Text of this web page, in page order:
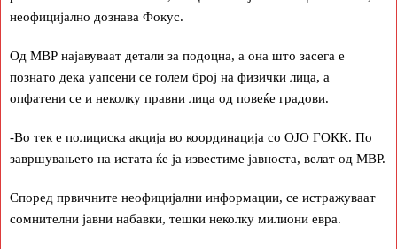
неофицијално дознава Фокус.
Од МВР најавуваат детали за подоцна, а она што засега е
познато дека уапсени се голем број на физички лица, а
опфатени се и неколку правни лица од повеќе градови.
-Во тек е полициска акција во координација со ОЈО ГОКК. По
завршувањето на истата ќе ја известиме јавноста, велат од МВР.
Според првичните неофицијални информации, се истражуваат
сомнителни јавни набавки, тешки неколку милиони евра.